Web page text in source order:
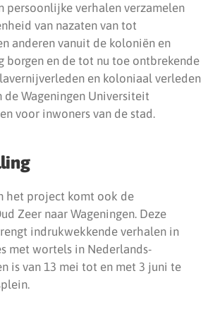
persoonlijke verhalen verzamelen
van nazaten van tot
anderen vanuit de koloniën en
borgen en de tot nu toe ontbrekende
en koloniaal verleden
de Wageningen Universiteit
voor inwoners van de stad.
het project komt ook de
Zeer naar Wageningen. Deze
indrukwekkende verhalen in
met wortels in Nederlands-
is van 13 mei tot en met 3 juni te